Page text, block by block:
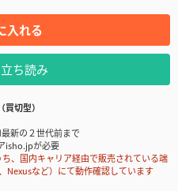
入れる
ち読み
切型）
新の２世代前まで
isho.jpが必要
、国内キャリア経由で販売されている端
Nexusなど）にて動作確認しています